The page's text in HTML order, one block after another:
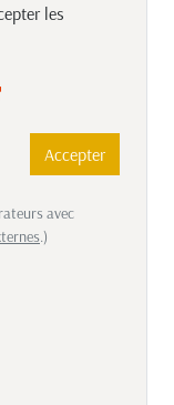
les
Accepter
avec
.)